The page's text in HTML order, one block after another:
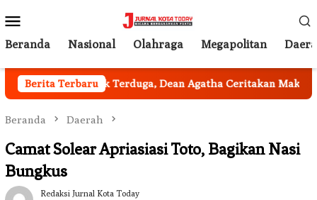
ke
kontenMobile
Beranda Nasional Olahraga Megapolitan
Berita TerbaruTak Terduga, Dean Agatha Ceritakan Makna
Beranda Daerah
Camat Solear Apriasiasi Toto, Bagikan Nasi
Bungkus
Redaksi Jurnal Kota Today